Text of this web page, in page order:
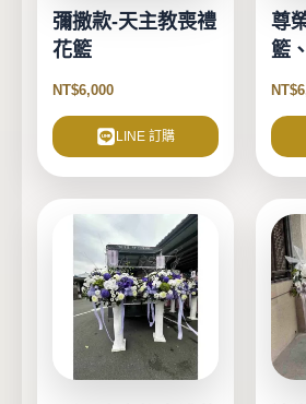
彌撒款-天主教喪禮
花籃
NT$6,000
LINE 訂購
尊
籃
籃
NT$